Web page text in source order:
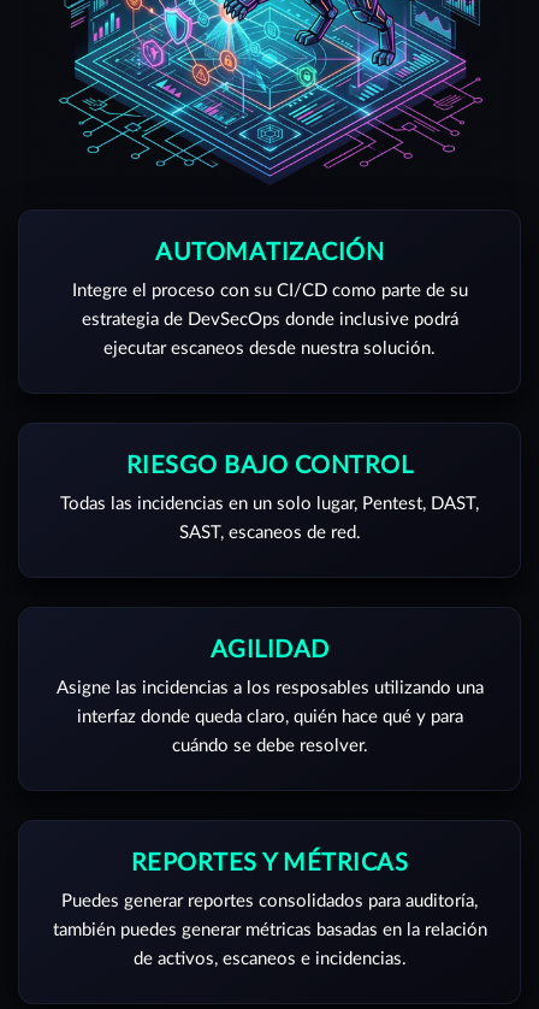
AUTOMATIZACIÓN
Integre el proceso con su CI/CD como parte de su
estrategia de DevSecOps donde inclusive podrá
ejecutar escaneos desde nuestra solución.
RIESGO BAJO CONTROL
Todas las incidencias en un solo lugar, Pentest, DAST,
SAST, escaneos de red.
AGILIDAD
Asigne las incidencias a los resposables utilizando una
interfaz donde queda claro, quién hace qué y para
cuándo se debe resolver.
REPORTES Y MÉTRICAS
Puedes generar reportes consolidados para auditoría,
también puedes generar métricas basadas en la relación
de activos, escaneos e incidencias.